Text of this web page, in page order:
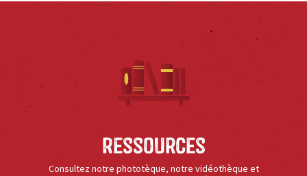
Ressources
Consultez notre phototèque, notre vidéothèque et